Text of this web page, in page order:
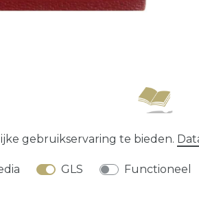
Data­privacy­verklaring
gebruikservaring te bieden.
GLS Functioneel